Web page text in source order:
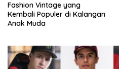
Fashion Vintage yang
Kembali Populer di Kalangan
Anak Muda